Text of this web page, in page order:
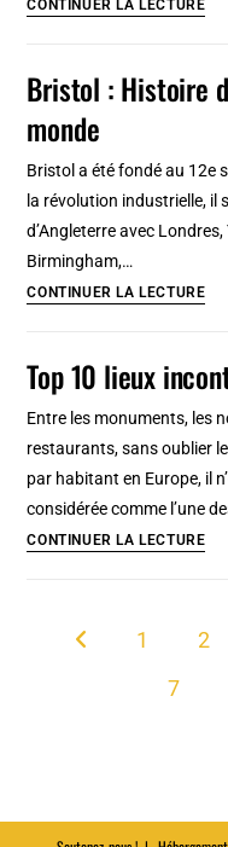
CONTINUER LA LECTURE
:
pas
Bristol : Histoire
monde
Bristol a été fondé au 12e
la révolution industrielle, il
d’Angleterre avec
Birmingham,…
CONTINUER LA LECTURE
sur
le
Top 10 lieux
Entre les monuments, les
restaurants, sans oublier
par habitant en Europe, il
considérée comme l’une
CONTINUER LA LECTURETop
Go to the previous
1 2
7